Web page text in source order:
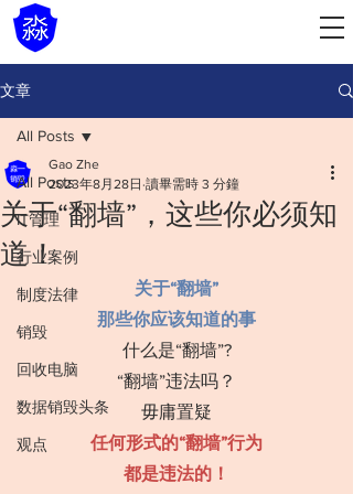
文章
All Posts
IT管理
行业案例
制度法律
销毁
回收电脑
数据销毁头条
观点
All Posts
关于“翻墙”，这些你必须知
道！
Gao Zhe
2023年8月28日 讀畢需時 3 分鐘
关于“翻墙”
那些你应该知道的事
什么是“翻墙”?
“翻墙”违法吗？
毋庸置疑
任何形式的“翻墙”行为
都是违法的！